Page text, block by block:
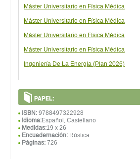
Máster Universitario en Física Médica
Máster Universitario en Física Médica
Máster Universitario en Física Médica
Máster Universitario en Física Médica
Ingeniería De La Energí­a (Plan 2026)
PAPEL:
ISBN: 9788497322928
Idioma:Español, Castellano
Medidas:19 x 26
Encuadernación: Rústica
Páginas: 726